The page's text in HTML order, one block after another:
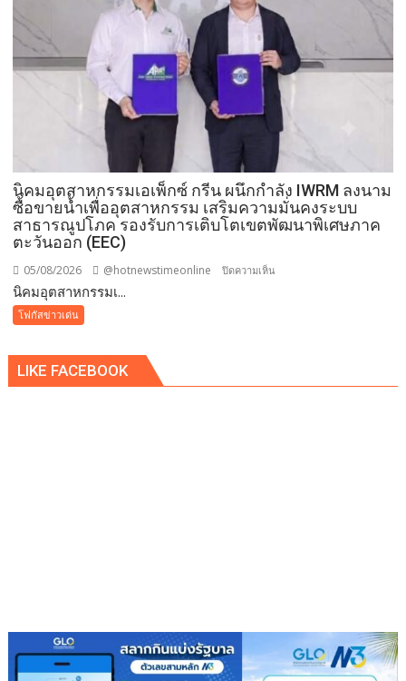
นิคมอุตสาหกรรมเอเพ็กซ์ กรีน ผนึกกำลัง IWRM ลงนาม
ซื้อขายน้ำเพื่ออุตสาหกรรม เสริมความมั่นคงระบบ
สาธารณูปโภค รองรับการเติบโตเขตพัฒนาพิเศษภาค
ตะวันออก (EEC)
05/08/2026 @hotnewstimeonline ปิดความเห็น
ซ์
เสริม
ความ
มั่นคง
​นิคมอุตสาหกรรมเ...
โฟกัสข่าวเด่น
LIKE FACEBOOK